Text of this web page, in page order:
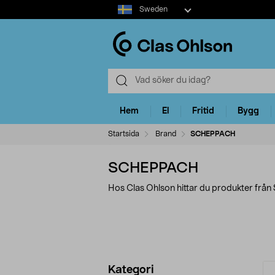
Select
market
Sweden
Hem El Fritid Bygg
Startsida Brand SCHEPPACH
SCHEPPACH
Hos Clas Ohlson hittar du produkter från
Förfina
Kategori